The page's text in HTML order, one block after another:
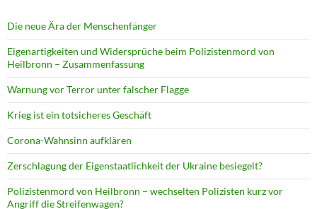
Die neue Ära der Menschenfänger
Eigenartigkeiten und Widersprüche beim Polizistenmord von
Heilbronn – Zusammenfassung
Warnung vor Terror unter falscher Flagge
Krieg ist ein totsicheres Geschäft
Corona-Wahnsinn aufklären
Zerschlagung der Eigenstaatlichkeit der Ukraine besiegelt?
Polizistenmord von Heilbronn – wechselten Polizisten kurz vor
Angriff die Streifenwagen?